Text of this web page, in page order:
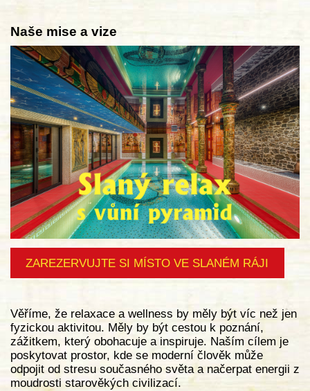
Naše mise a vize
ZAREZERVUJTE SI MÍSTO VE SLANÉM RÁJI
Věříme, že relaxace a wellness by měly být víc než jen
fyzickou aktivitou. Měly by být cestou k poznání,
zážitkem, který obohacuje a inspiruje. Naším cílem je
poskytovat prostor, kde se moderní člověk může
odpojit od stresu současného světa a načerpat energii z
moudrosti starověkých civilizací.